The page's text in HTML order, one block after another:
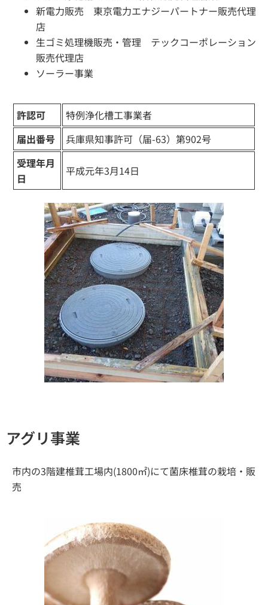
新電力販売 東京電力エナジーパートナー販売代理
店
生ゴミ処理機販売・管理 テックコーポレーション
販売代理店
ソーラー事業
許認可
特例浄化槽工事業者
届出番号
兵庫県知事許可（届-63）第902号
受理年月
日
平成元年3月14日
アグリ事業
市内の3階建椎茸工場内(1800㎡)にて菌床椎茸の栽培・販
売